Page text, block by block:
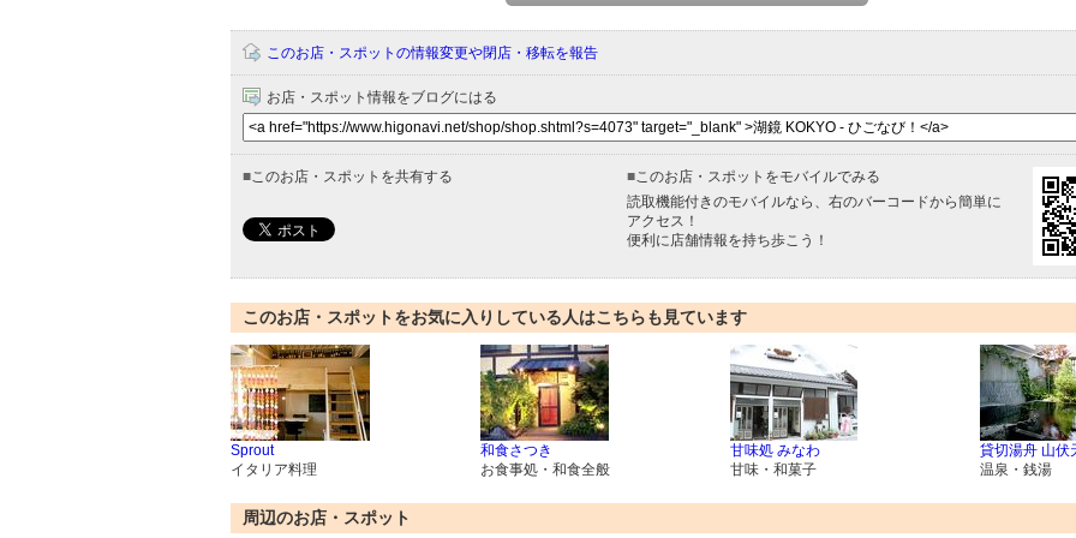
このお店・スポットの情報変更や閉店・移転を報告
お店・スポット情報をブログにはる
■このお店・スポットを共有する ■このお店・スポットをモバイルでみる
読取機能付きのモバイルなら、右のバーコードから簡単に
アクセス！
便利に店舗情報を持ち歩こう！
このお店・スポットをお気に入りしている人はこちらも見ています
Sprout
イタリア料理
和食さつき
お食事処・和食全般
甘味処 みなわ
甘味・和菓子
貸切湯舟 山伏
温泉・銭湯
周辺のお店・スポット